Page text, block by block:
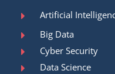
Artificial
Big Data
Cyber Security
Data Science